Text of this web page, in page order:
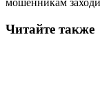
Читайте также